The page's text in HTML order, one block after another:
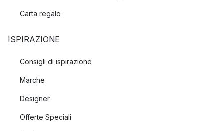
Carta regalo
ISPIRAZIONE
Consigli di ispirazione
Marche
Designer
Offerte Speciali